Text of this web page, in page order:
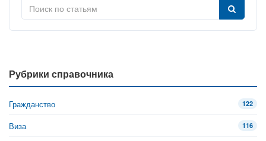
Рубрики справочника
Гражданство 122
Виза 116